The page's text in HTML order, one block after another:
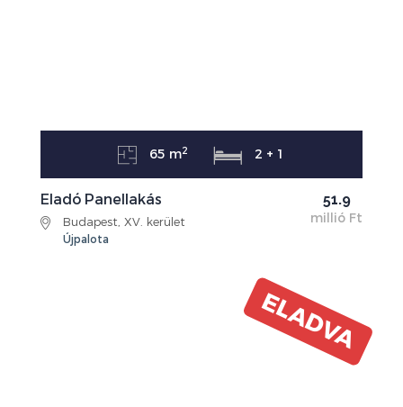
65 m2 2 + 1
51.9
millió Ft
Eladó Panellakás
Budapest, XV. kerület
Újpalota
ELADVA